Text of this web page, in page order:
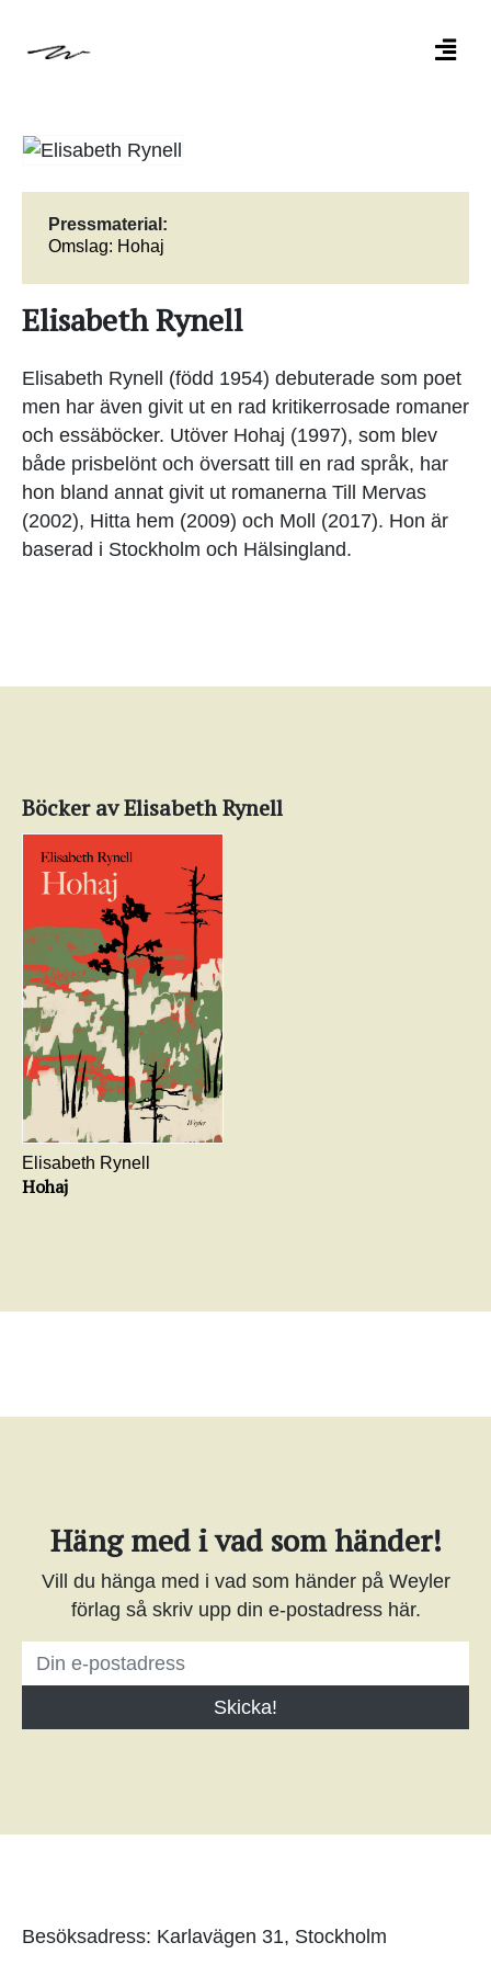
Pressmaterial:
Omslag: Hohaj
Elisabeth Rynell
Elisabeth Rynell (född 1954) debuterade som poet
men har även givit ut en rad kritikerrosade romaner
och essäböcker. Utöver Hohaj (1997), som blev
både prisbelönt och översatt till en rad språk, har
hon bland annat givit ut romanerna Till Mervas
(2002), Hitta hem (2009) och Moll (2017). Hon är
baserad i Stockholm och Hälsingland.
Böcker av Elisabeth Rynell
Elisabeth Rynell
Hohaj
Häng med i vad som händer!
Vill du hänga med i vad som händer på Weyler
förlag så skriv upp din e-postadress här.
Besöksadress: Karlavägen 31, Stockholm